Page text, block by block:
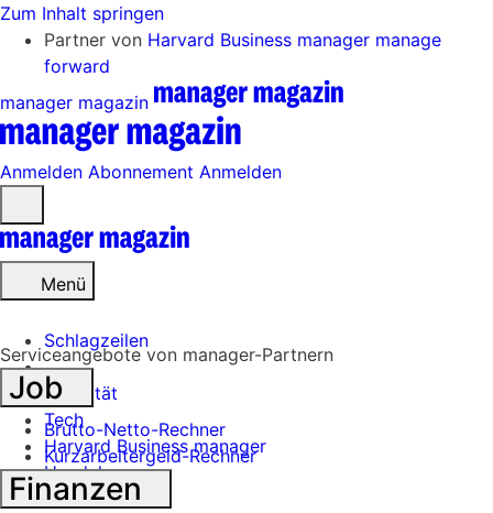
Zum Inhalt springen
Partner von Harvard Business manager manage
forward
manager magazin
Anmelden Abonnement Anmelden
öffnen
Menü
Schlagzeilen
Mobilität
Tech
Harvard Business manager
Handel
Banken
Serviceangebote von manager-Partnern
Job
Brutto-Netto-Rechner
Kurzarbeitergeld-Rechner
Finanzen